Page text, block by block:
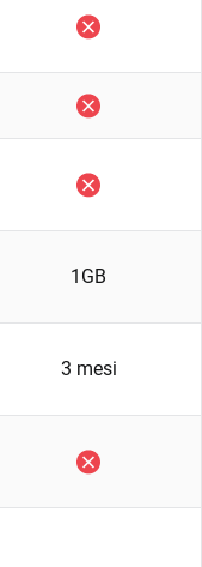
1GB
3 mesi